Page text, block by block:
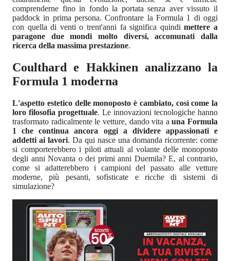
comprenderne fino in fondo la portata senza aver vissuto il
paddock in prima persona. Confrontare la Formula 1 di oggi
con quella di venti o trent'anni fa significa quindimettere a
paragone due mondi molto diversi, accomunati dalla
ricerca della massima prestazione.
Coulthard e Hakkinen analizzano la
Formula 1 moderna
L'aspetto estetico delle monoposto è cambiato, così come la
loro filosofia progettuale. Le innovazioni tecnologiche hanno
trasformato radicalmente le vetture, dando vita auna Formula
1 che continua ancora oggi a dividere appassionati e
addetti ai lavori. Da qui nasce una domanda ricorrente: come
si comporterebbero i piloti attuali al volante delle monoposto
degli anni Novanta o dei primi anni Duemila? E, al contrario,
come si adatterebbero i campioni del passato alle vetture
moderne, più pesanti, sofisticate e ricche di sistemi di
simulazione?